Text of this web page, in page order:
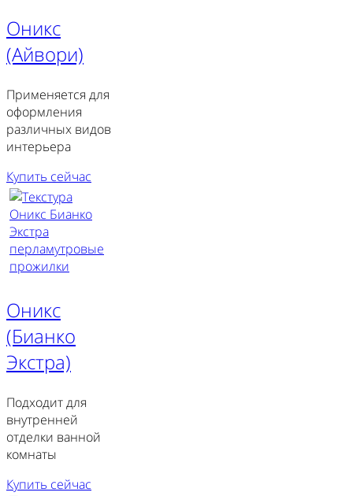
Оникс
(Айвори)
Применяется для
оформления
различных видов
интерьера
Купить сейчас
Оникс
(Бианко
Экстра)
Подходит для
внутренней
отделки ванной
комнаты
Купить сейчас